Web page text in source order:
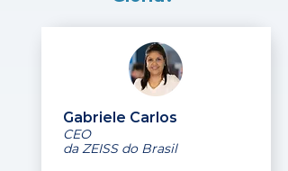
Gabriele Carlos
CEO
da ZEISS do Brasil